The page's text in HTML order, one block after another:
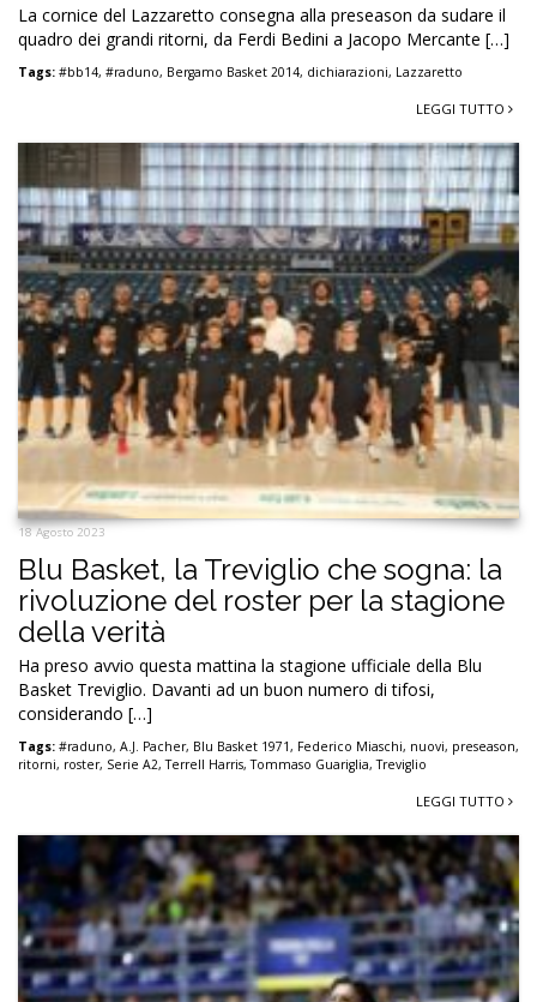
La cornice del Lazzaretto consegna alla preseason da sudare il
quadro dei grandi ritorni, da Ferdi Bedini a Jacopo Mercante […]
Tags: #bb14, #raduno, Bergamo Basket 2014, dichiarazioni, Lazzaretto
LEGGI TUTTO
18 Agosto 2023
Blu Basket, la Treviglio che sogna: la
rivoluzione del roster per la stagione
della verità
Ha preso avvio questa mattina la stagione ufficiale della Blu
Basket Treviglio. Davanti ad un buon numero di tifosi,
considerando […]
Tags: #raduno, A.J. Pacher, Blu Basket 1971, Federico Miaschi, nuovi, preseason,
ritorni, roster, Serie A2,Terrell Harris,Tommaso Guariglia,Treviglio
LEGGI TUTTO